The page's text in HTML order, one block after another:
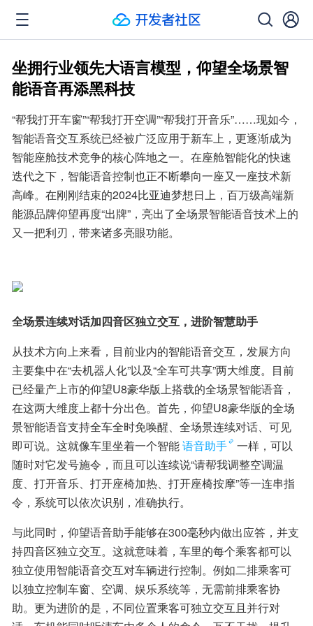
坐拥行业领先大语言模型，仰望全场景智
能语音再添黑科技
“帮我打开车窗”“帮我打开空调”“帮我打开音乐”……现如今，
智能语音交互系统已经被广泛应用于新车上，更逐渐成为
智能座舱技术竞争的核心阵地之一。在座舱智能化的快速
迭代之下，智能语音控制也正不断攀向一座又一座技术新
高峰。在刚刚结束的2024比亚迪梦想日上，百万级高端新
能源品牌仰望再度“出牌”，亮出了全场景智能语音技术上的
又一把利刃，带来诸多亮眼功能。
全场景连续对话加四音区独立交互，进阶智慧助手
从技术方向上来看，目前业内的智能语音交互，发展方向
主要集中在“去机器人化”以及“全车可共享”两大维度。目前
已经量产上市的仰望U8豪华版上搭载的全场景智能语音，
在这两大维度上都十分出色。首先，仰望U8豪华版的全场
景智能语音支持全车全时免唤醒、全场景连续对话、可见
即可说。这就像车里坐着一个智能语音助手
一样，可以
随时对它发号施令，而且可以连续说“请帮我调整空调温
度、打开音乐、打开座椅加热、打开座椅按摩”等一连串指
令，系统可以依次识别，准确执行。
与此同时，仰望语音助手能够在300毫秒内做出应答，并支
持四音区独立交互。这就意味着，车里的每个乘客都可以
独立使用智能语音交互对车辆进行控制。例如二排乘客可
以独立控制车窗、空调、娱乐系统等，无需前排乘客协
助。更为进阶的是，不同位置乘客可独立交互且并行对